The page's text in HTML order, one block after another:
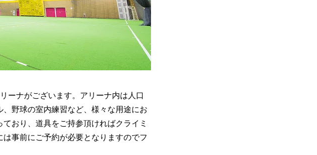
ーナがございます。アリーナ内は人口
野球の室内練習など、様々な用途にお
おり、道具をご持参頂ければクライミ
事前にご予約が必要となりますのでフ